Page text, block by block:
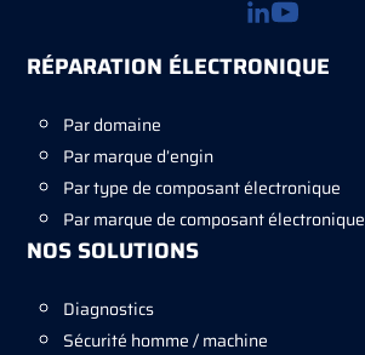
RÉPARATION ÉLECTRONIQUE
Par domaine
Par marque d’engin
Par type de composant électronique
Par marque de composant électronique
NOS SOLUTIONS
Diagnostics
Sécurité homme / machine